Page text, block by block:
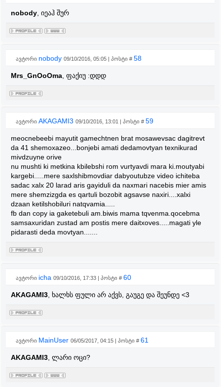
nobody , იეაჰ შურ
ავტორი nobody 09/10/2016, 05:05 | პოსტი # 58
Mrs_GnOoOma , ფაქიუ :დდდ
ავტორი AKAGAMI3 09/10/2016, 13:01 | პოსტი # 59
meocnebeebi mayutit gamechtnen brat mosawevsac dagitrevt
da 41 shemoxazeo...bonjebi amati dedamovtyan texnikurad
mivdzuyne orive
nu mushti ki metkina kbilebshi rom vurtyavdi mara ki.moutyabi
kargebi.....mere saxlshibmovdiar dabyoutubze video ichiteba
sadac xalx 20 larad aris gayiduli da naxmari nacebis mier amis
mere shemzizgda es qartuli bozobit agsavse naxiri....xalxi
dzaan ketilshobiluri natqvamia.....
fb dan copy ia gaketebuli am.biwis mama tqvenma.qocebma
samsaxuridan zustad am postis mere daitxoves.....magati yle
pidarasti deda movtyan.......
ავტორი icha 09/10/2016, 17:33 | პოსტი # 60
AKAGAMI3 , ხალხს ფული არ აქვს, გაუგე და შეუნდე <3
ავტორი MainUser 06/05/2017, 04:15 | პოსტი # 61
AKAGAMI3 , ლარი ოცი?